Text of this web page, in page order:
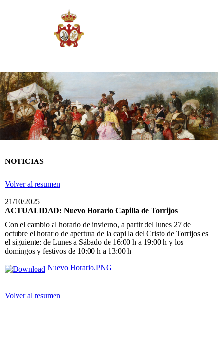
NOTICIAS
Volver al resumen
21/10/2025
ACTUALIDAD: Nuevo Horario Capilla de Torrijos
Con el cambio al horario de invierno, a partir del lunes 27 de
octubre el horario de apertura de la capilla del Cristo de Torrijos es
el siguiente: de Lunes a Sábado de 16:00 h a 19:00 h y los
domingos y festivos de 10:00 h a 13:00 h
Nuevo Horario.PNG
Volver al resumen